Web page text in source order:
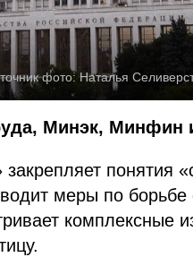
фото: Наталья
Минэк, Минфин
понятия
меры по борьбе
комплексные